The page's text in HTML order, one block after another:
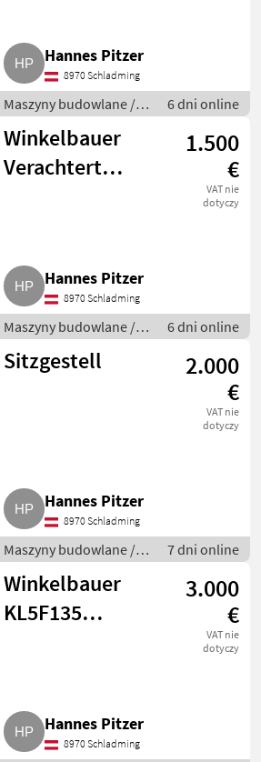
Hannes Pitzer
8970 Schladming
Maszyny budowlane /
Koparka - osprzęt
6 dni online
Winkelbauer
Verachtert
1.500
€
VAT nie
dotyczy
Hannes Pitzer
8970 Schladming
Maszyny budowlane /
Koparka - osprzęt
6 dni online
Sitzgestell
2.000
€
VAT nie
dotyczy
Hannes Pitzer
8970 Schladming
Maszyny budowlane /
Koparki gąsienicowe
7 dni online
Winkelbauer
KL5F135
3.000
€
VAT nie
dotyczy
Hannes Pitzer
8970 Schladming